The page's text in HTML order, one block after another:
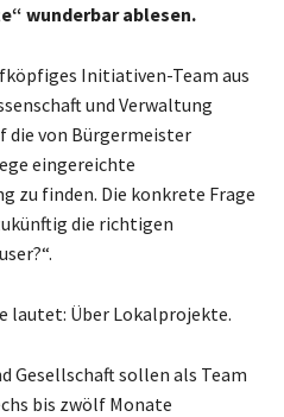
wunderbar ablesen.
Initiativen-Team aus
und Verwaltung
die von Bürgermeister
eingereichte
zu finden. Die konkrete Frage
die richtigen
lautet: Über Lokalprojekte.
Gesellschaft sollen als Team
bis zwölf Monate